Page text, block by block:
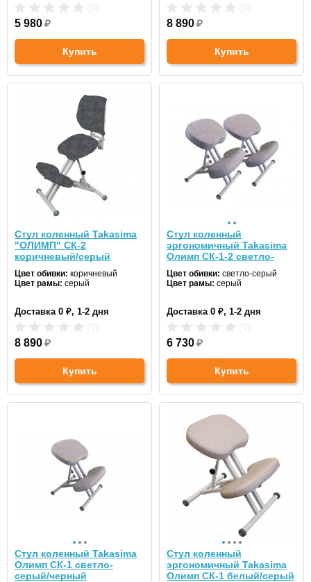
5 980₽
Купить
8 890₽
Купить
Стул коленный Takasima
"ОЛИМП" СК-2
коричневый/серый
Цвет обивки: коричневый
Цвет рамы: серый
Доставка 0 ₽, 1-2 дня
8 890₽
Купить
Стул коленный
эргономичный Takasima
Олимп СК-1-2 светло-
Цвет обивки: светло-серый
Цвет рамы: серый
Доставка 0 ₽, 1-2 дня
6 730₽
Купить
Стул коленный Takasima
Олимп СК-1 светло-
серый/черный
Стул коленный
эргономичный Takasima
Олимп СК-1 белый/серый